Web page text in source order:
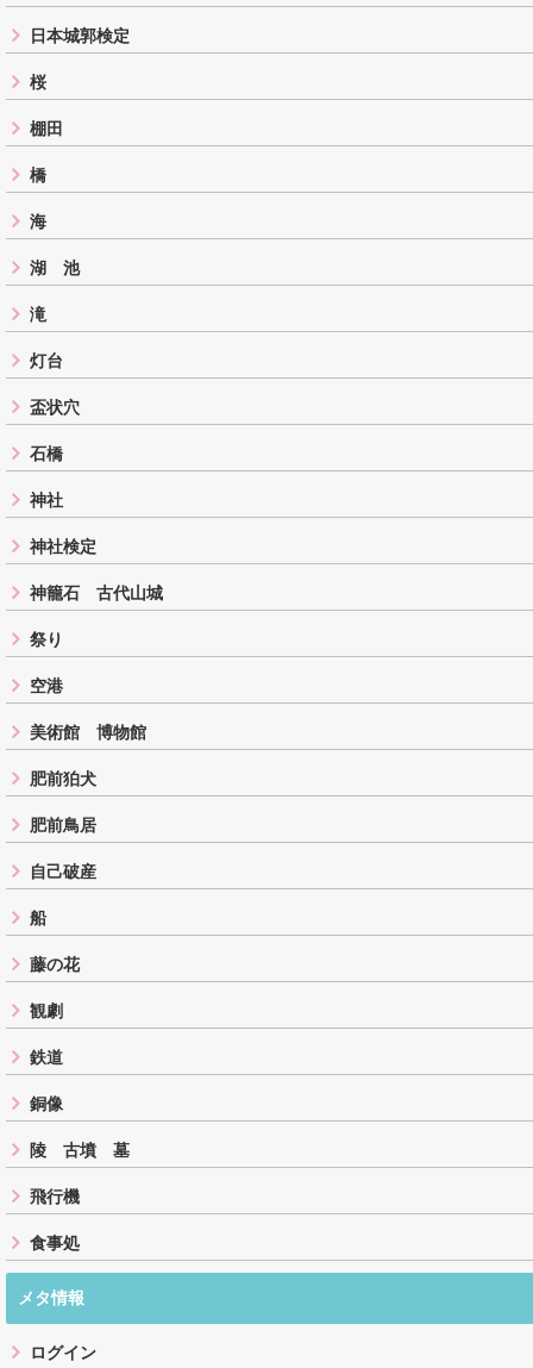
日本城郭検定
桜
棚田
橋
海
湖 池
滝
灯台
盃状穴
石橋
神社
神社検定
神籠石 古代山城
祭り
空港
美術館 博物館
肥前狛犬
肥前鳥居
自己破産
船
藤の花
観劇
鉄道
銅像
陵 古墳 墓
飛行機
食事処
メタ情報
ログイン